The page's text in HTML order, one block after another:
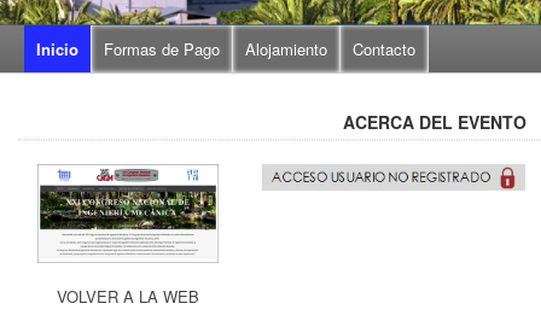
Inicio Formas de Pago Alojamiento Contacto
ACERCA DEL EVENTO
VOLVER A LA WEB